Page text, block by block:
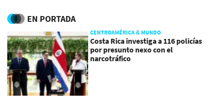
EN PORTADA
CENTROAMÉRICA & MUNDO
Costa Rica investiga a 116 policías
por presunto nexo con el
narcotráfico